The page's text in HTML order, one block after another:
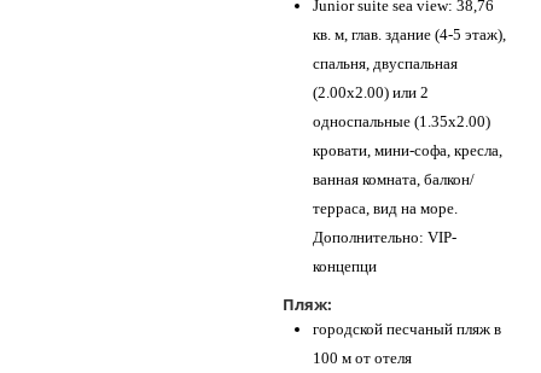
Junior suite sea view: 38,76
кв. м, глав. здание (4-5 этаж),
спальня, двуспальная
(2.00х2.00) или 2
односпальные (1.35х2.00)
кровати, мини-софа, кресла,
ванная комната, балкон/
терраса, вид на море.
Дополнительно: VIP-
концепци
Пляж:
городской песчаный пляж в
100 м от отеля